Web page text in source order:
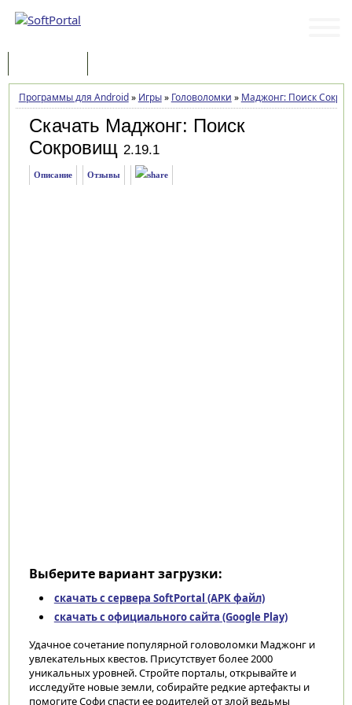
Программы для Android» Игры» Головоломки » Маджонг: Поиск
Скачать Маджонг: Поиск
Сокровищ 2.19.1
Описание Отзывы
Выберите вариант загрузки:
скачать с сервера SoftPortal (APK файл)
скачать с официального сайта (Google Play)
Удачное сочетание популярной головоломки Маджонг и
увлекательных квестов. Присутствует более 2000
уникальных уровней. Стройте порталы, открывайте и
исследуйте новые земли, собирайте редкие артефакты и
помогите Софи спасти ее родителей от злой ведьмы